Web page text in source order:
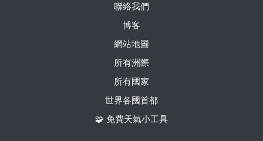
聯絡我們
博客
網站地圖
所有洲際
所有國家
世界各國首都
🧩 免費天氣小工具